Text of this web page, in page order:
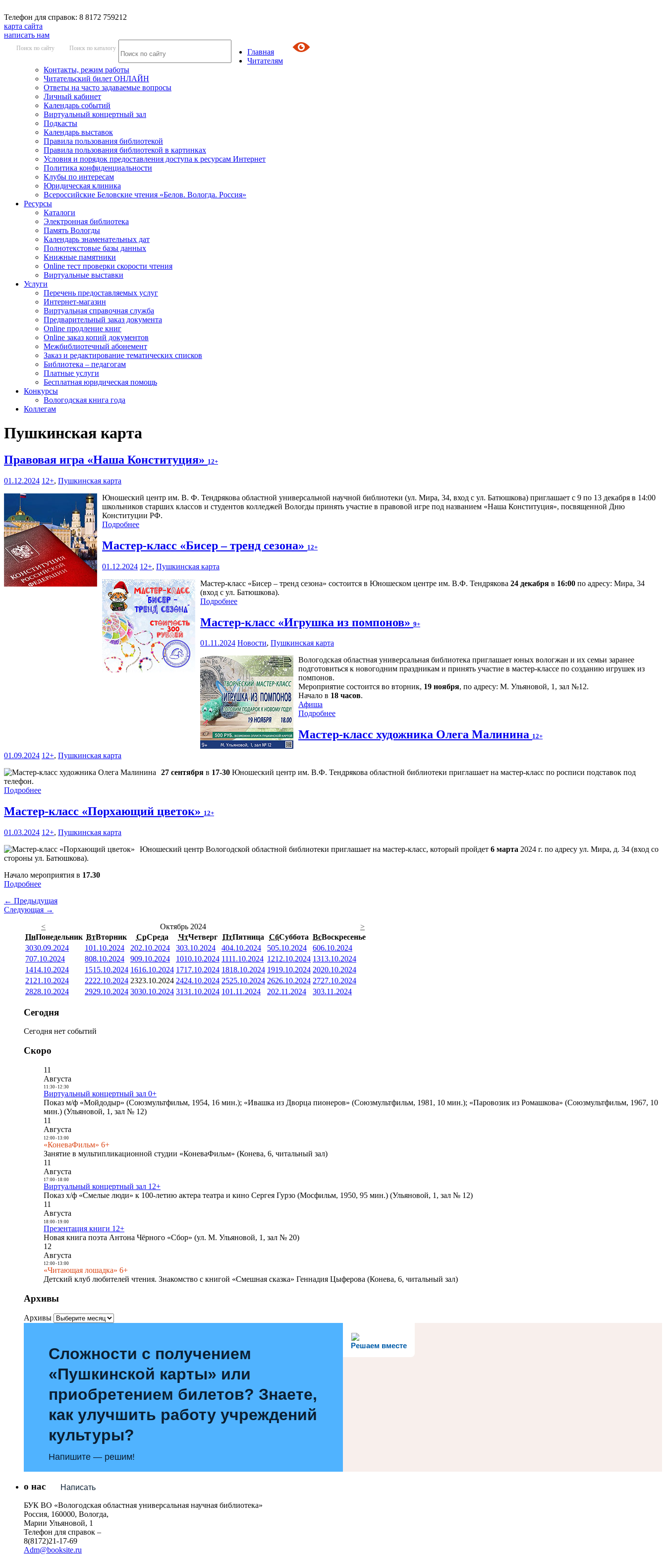
Телефон для справок: 8 8172 759212
карта сайта
написать нам
Поиск по сайту Поиск по каталогу
Главная
Читателям
Контакты, режим работы
Читательский билет ОНЛАЙН
Ответы на часто задаваемые вопросы
Личный кабинет
Календарь событий
Виртуальный концертный зал
Подкасты
Календарь выставок
Правила пользования библиотекой
Правила пользования библиотекой в картинках
Условия и порядок предоставления доступа к ресурсам Интернет
Политика конфиденциальности
Клубы по интересам
Юридическая клиника
Всероссийские Беловские чтения «Белов. Вологда. Россия»
Ресурсы
Каталоги
Электронная библиотека
Память Вологды
Календарь знаменательных дат
Полнотекстовые базы данных
Книжные памятники
Online тест проверки скорости чтения
Виртуальные выставки
Услуги
Перечень предоставляемых услуг
Интернет-магазин
Виртуальная справочная служба
Предварительный заказ документа
Online продление книг
Online заказ копий документов
Межбиблиотечный абонемент
Заказ и редактирование тематических списков
Библиотека – педагогам
Платные услуги
Бесплатная юридическая помощь
Конкурсы
Вологодская книга года
Коллегам
Пушкинская карта
Правовая игра «Наша Конституция» 12+
01.12.2024 12+, Пушкинская карта
Юношеский центр им. В. Ф. Тендрякова областной универсальной научной библиотеки (ул. Мира, 34, вход с ул. Батюшкова) приглашает с 9 по 13 декабря в 14:00
школьников старших классов и студентов колледжей Вологды принять участие в правовой игре под названием «Наша Конституция», посвященной Дню
Конституции РФ.
Подробнее
Мастер-класс «Бисер – тренд сезона» 12+
01.12.2024 12+, Пушкинская карта
Мастер-класс «Бисер – тренд сезона» состоится в Юношеском центре им. В.Ф. Тендрякова 24 декабря в 16:00 по адресу: Мира, 34
(вход с ул. Батюшкова).
Подробнее
Мастер-класс «Игрушка из помпонов» 9+
01.11.2024 Новости, Пушкинская карта
Вологодская областная универсальная библиотека приглашает юных вологжан и их семьи заранее
подготовиться к новогодним праздникам и принять участие в мастер-классе по созданию игрушек из
помпонов.
Мероприятие состоится во вторник, 19 ноября, по адресу: М. Ульяновой, 1, зал №12.
Начало в 18 часов.
Афиша
Подробнее
Мастер-класс художника Олега Малинина 12+
01.09.2024 12+, Пушкинская карта
27 сентября в 17-30 Юношеский центр им. В.Ф. Тендрякова областной библиотеки приглашает на мастер-класс по росписи подставок под
телефон.
Подробнее
Мастер-класс «Порхающий цветок» 12+
01.03.2024 12+, Пушкинская карта
Юношеский центр Вологодской областной библиотеки приглашает на мастер-класс, который пройдет 6 марта 2024 г. по адресу ул. Мира, д. 34 (вход со
стороны ул. Батюшкова).
Начало мероприятия в 17.30
Подробнее
← Предыдущая
Следующая →
<
Октябрь 2024
>
ПнПонедельник ВтВторник СрСреда ЧтЧетверг ПтПятница СбСуббота ВсВоскресенье
3030.09.2024 101.10.2024 202.10.2024 303.10.2024 404.10.2024 505.10.2024 606.10.2024
707.10.2024 808.10.2024 909.10.2024 1010.10.2024 1111.10.2024 1212.10.2024 1313.10.2024
1414.10.2024 1515.10.2024 1616.10.2024 1717.10.2024 1818.10.2024 1919.10.2024 2020.10.2024
21 21.10.2024 2222.10.2024 2323.10.2024 2424.10.2024 2525.10.2024 2626.10.2024 2727.10.2024
2828.10.2024 2929.10.2024 3030.10.2024 3131.10.2024 101.11.2024 202.11.2024 303.11.2024
Сегодня
Сегодня нет событий
Скоро
11
Августа
11:30- 12:30
Виртуальный концертный зал 0+
Показ м/ф «Мойдодыр» (Союзмультфильм, 1954, 16 мин.); «Ивашка из Дворца пионеров» (Союзмультфильм, 1981, 10 мин.); «Паровозик из Ромашкова» (Союзмультфильм, 1967, 10
мин.) (Ульяновой, 1, зал № 12)
11
Августа
12:00- 13:00
«КоневаФильм» 6+
Занятие в мультипликационной студии «КоневаФильм» (Конева, 6, читальный зал)
11
Августа
17:00- 18:00
Виртуальный концертный зал 12+
Показ х/ф «Смелые люди» к 100-летию актера театра и кино Сергея Гурзо (Мосфильм, 1950, 95 мин.) (Ульяновой, 1, зал № 12)
11
Августа
18:00- 19:00
Презентация книги 12+
Новая книга поэта Антона Чёрного «Сбор» (ул. М. Ульяновой, 1, зал № 20)
12
Августа
12:00- 13:00
«Читающая лошадка» 6+
Детский клуб любителей чтения. Знакомство с книгой «Смешная сказка» Геннадия Цыферова (Конева, 6, читальный зал)
Архивы
Архивы
Решаем вместе
Сложности с получением
«Пушкинской карты» или
приобретением билетов? Знаете,
как улучшить работу учреждений
культуры?
Напишите — решим!
Написать
о нас
БУК ВО «Вологодская областная универсальная научная библиотека»
Россия, 160000, Вологда,
Марии Ульяновой, 1
Телефон для справок –
8(8172)21-17-69
Adm@booksite.ru